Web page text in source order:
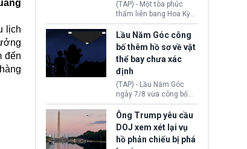
lịch
đến
(TAP) - Một tòa phúc
thẩm liên bang Hoa Kỳ
vừa phán quyết, chính
quyền Tổng thống
Donald Trump không có
quyền tự ý xây phòng
khiêu vũ mới rộng
khoảng 90.000 feet
vuông tại khu vực Cánh
Đông Nhà Trắng.
Lầu Năm Góc công
bố thêm hồ sơ về vật
thể bay chưa xác
định
(TAP) - Lầu Năm Góc
ngày 7/8 vừa công bố
thêm 41 hồ sơ liên quan
đến UFO hay còn được
gọi là hiện tượng bất
thường chưa xác định
(UAP). Những tài liệu này
Ông Trump yêu cầu
DOJ xem xét lại vụ
hồ phản chiếu bị phá